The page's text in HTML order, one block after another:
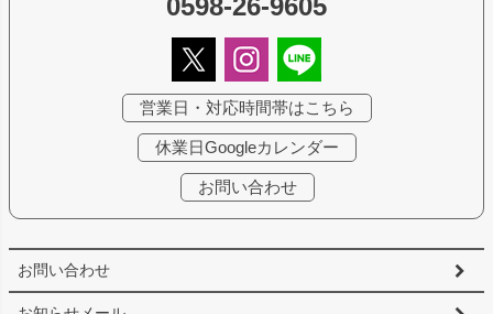
お問い合わせ
0598-26-9605
営業日・対応時間帯はこちら
休業日Googleカレンダー
お問い合わせ